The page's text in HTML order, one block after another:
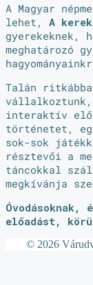
A Magyar
lehet, A
gyerekeknek,
meghatározó
Talán
vállalkoztunk,
interaktív
történetet,
sok-sok
résztevői a
táncokkal
megkívánja
előadást,
© 2026